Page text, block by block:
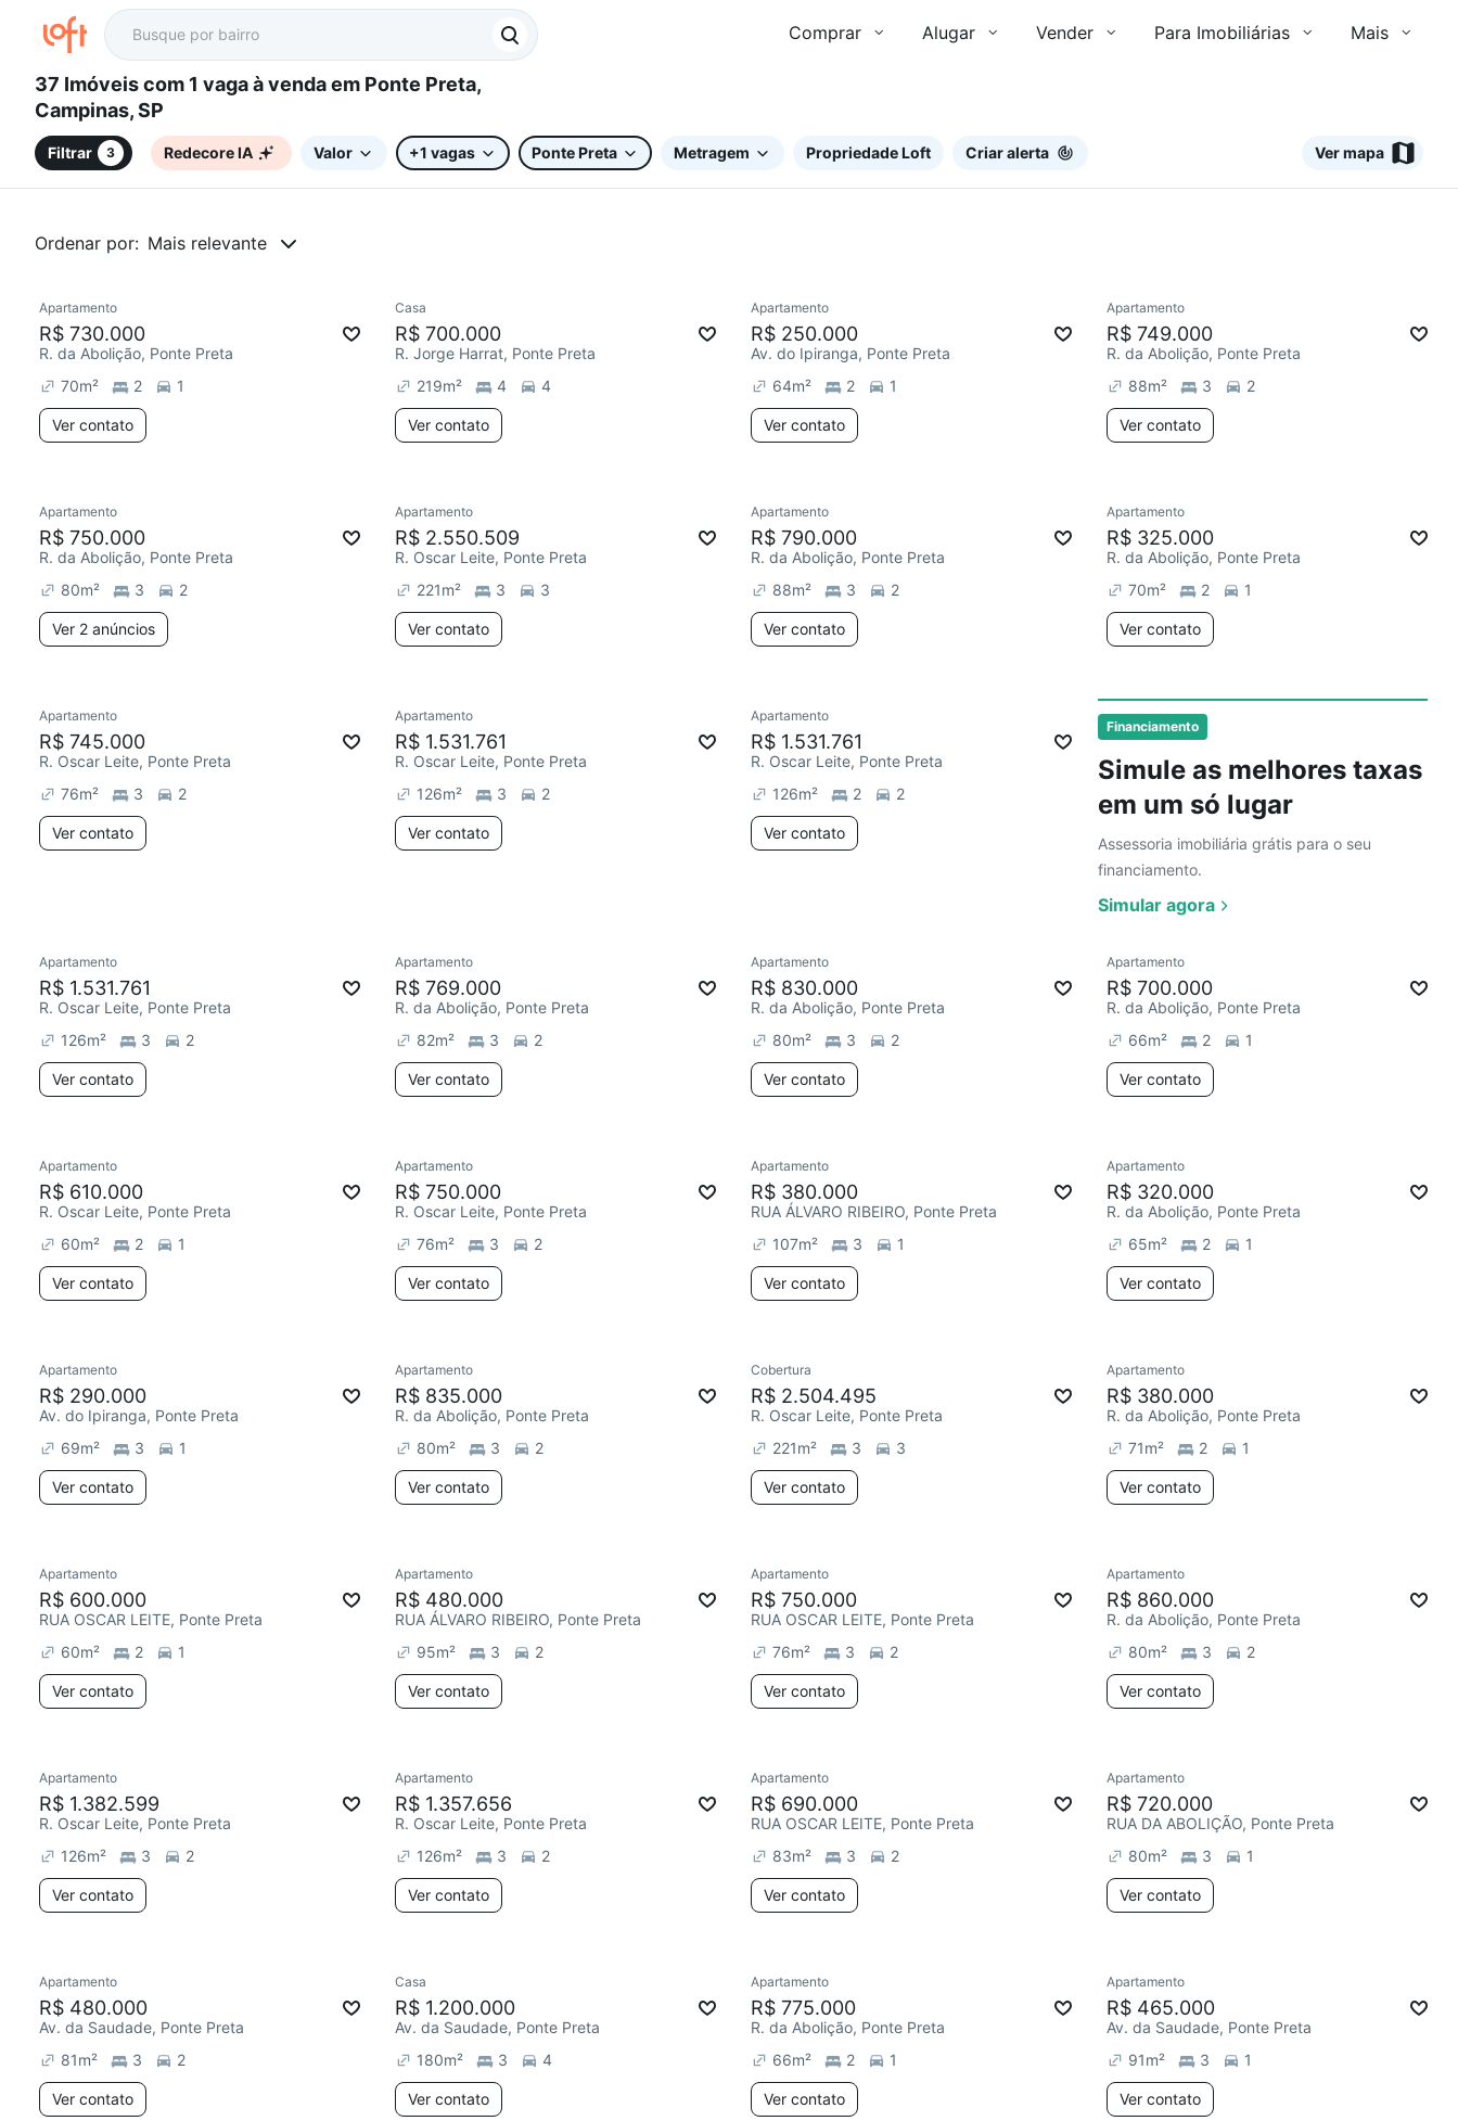
Comprar Alugar Vender Para Imobiliárias Mais
37 Imóveis com 1 vaga à venda em Ponte Preta,
Campinas, SP
Filtrar 3 Redecore IA Valor +1 vagas Ponte Preta Metragem Propriedade Loft Criar alerta Ver mapa
Ordenar por: Mais relevante
Financiamento
Simule as melhores taxas
em um só lugar
Assessoria imobiliária grátis para o seu
financiamento.
Simular agora
Redecorar
Apartamento
R$ 730.000
R. da Abolição, Ponte Preta
70m² 2 1
Ver contato
Casa
R$ 700.000
R. Jorge Harrat, Ponte Preta
219m² 4 4
Ver contato
Redecorar
Apartamento
R$ 250.000
Av. do Ipiranga, Ponte Preta
64m² 2 1
Ver contato
Apartamento
R$ 749.000
R. da Abolição, Ponte Preta
88m² 3 2
Ver contato
Apartamento
R$ 750.000
R. da Abolição, Ponte Preta
80m² 3 2
Ver 2 anúncios
Apartamento
R$ 2.550.509
R. Oscar Leite, Ponte Preta
221m² 3 3
Ver contato
Redecorar
Apartamento
R$ 790.000
R. da Abolição, Ponte Preta
88m² 3 2
Ver contato
Apartamento
R$ 325.000
R. da Abolição, Ponte Preta
70m² 2 1
Ver contato
Redecorar
Ver
Apartamento
R$ 745.000
R. Oscar Leite, Ponte Preta
76m² 3 2
Ver contato
Redecorar
Apartamento
R$ 1.531.761
R. Oscar Leite, Ponte Preta
126m² 3 2
Ver contato
Redecorar
Apartamento
R$ 1.531.761
R. Oscar Leite, Ponte Preta
126m² 2 2
Ver contato
Redecorar
Apartamento
R$ 1.531.761
R. Oscar Leite, Ponte Preta
126m² 3 2
Ver contato
Apartamento
R$ 769.000
R. da Abolição, Ponte Preta
82m² 3 2
Ver contato
Apartamento
R$ 830.000
R. da Abolição, Ponte Preta
80m² 3 2
Ver contato
Apartamento
R$ 700.000
R. da Abolição, Ponte Preta
66m² 2 1
Ver contato
Apartamento
R$ 610.000
R. Oscar Leite, Ponte Preta
60m² 2 1
Ver contato
Apartamento
R$ 750.000
R. Oscar Leite, Ponte Preta
76m² 3 2
Ver contato
Apartamento
R$ 380.000
RUA ÁLVARO RIBEIRO, Ponte Preta
107m² 3 1
Ver contato
Apartamento
R$ 320.000
R. da Abolição, Ponte Preta
65m² 2 1
Ver contato
Apartamento
R$ 290.000
Av. do Ipiranga, Ponte Preta
69m² 3 1
Ver contato
Apartamento
R$ 835.000
R. da Abolição, Ponte Preta
80m² 3 2
Ver contato
Cobertura
R$ 2.504.495
R. Oscar Leite, Ponte Preta
221m² 3 3
Ver contato
Apartamento
R$ 380.000
R. da Abolição, Ponte Preta
71m² 2 1
Ver contato
Apartamento
R$ 600.000
RUA OSCAR LEITE, Ponte Preta
60m² 2 1
Ver contato
Apartamento
R$ 480.000
RUA ÁLVARO RIBEIRO, Ponte Preta
95m² 3 2
Ver contato
Apartamento
R$ 750.000
RUA OSCAR LEITE, Ponte Preta
76m² 3 2
Ver contato
Apartamento
R$ 860.000
R. da Abolição, Ponte Preta
80m² 3 2
Ver contato
Apartamento
R$ 1.382.599
R. Oscar Leite, Ponte Preta
126m² 3 2
Ver contato
Apartamento
R$ 1.357.656
R. Oscar Leite, Ponte Preta
126m² 3 2
Ver contato
Apartamento
R$ 690.000
RUA OSCAR LEITE, Ponte Preta
83m² 3 2
Ver contato
Apartamento
R$ 720.000
RUA DA ABOLIÇÃO, Ponte Preta
80m² 3 1
Ver contato
Apartamento
R$ 480.000
Av. da Saudade, Ponte Preta
81m² 3 2
Ver contato
Casa
R$ 1.200.000
Av. da Saudade, Ponte Preta
180m² 3 4
Ver contato
Apartamento
R$ 775.000
R. da Abolição, Ponte Preta
66m² 2 1
Ver contato
Apartamento
R$ 465.000
Av. da Saudade, Ponte Preta
91m² 3 1
Ver contato